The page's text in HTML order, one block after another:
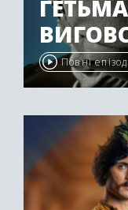
Повні